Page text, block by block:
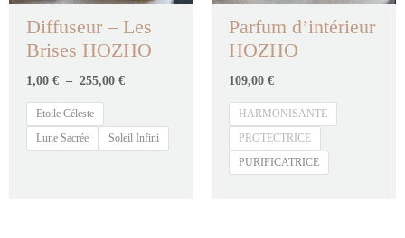
Diffuseur – Les
Brises HOZHO
1,00€ – 255,00€
Etoile Céleste
Lune Sacrée
Soleil Infini
Parfum d’intérieur
HOZHO
109,00€
HARMONISANTE
PROTECTRICE
PURIFICATRICE